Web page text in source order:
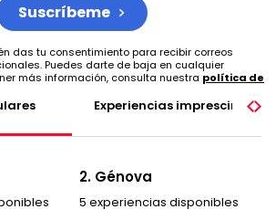
das tu consentimiento para recibir correos
Puedes darte de baja en cualquier
más información, consulta nuestra política de
Suscríbeme
Experiencias imprescindibles
2. Génova
5 experiencias disponibles